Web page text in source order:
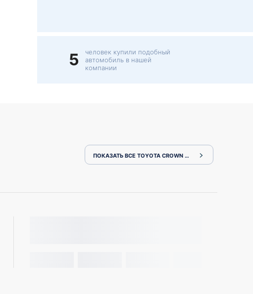
5
человек купили подобный
автомобиль в нашей
компании
ПОКАЗАТЬ ВСЕ TOYOTA CROWN ARS220